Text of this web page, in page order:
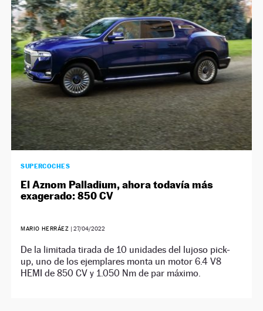
NEWSLETTER
SÍGUENOS
SUPERCOCHES
El Aznom Palladium, ahora todavía más
exagerado: 850 CV
MARIO HERRÁEZ | 27/04/2022
De la limitada tirada de 10 unidades del lujoso pick-
up, uno de los ejemplares monta un motor 6.4 V8
HEMI de 850 CV y 1.050 Nm de par máximo.